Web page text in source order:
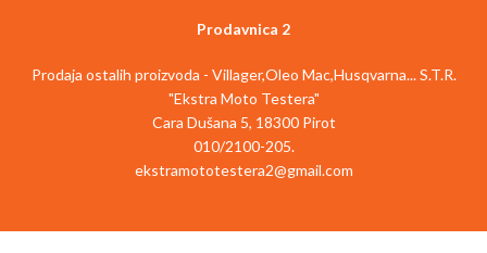
košenje manjih
Ako želite odmah da počnete da kosite
bašti, ali još uvek
STIHL AK sistema
kosačicu travnjaka u kompletu
čišćenje sa
udobnom
drškom
Da biste brzo obavili košenje, možete
da kupite STIHL RMA 239 C bežičnu
Prodavnica 2
Prodaja ostalih proizvoda - Villager,Oleo Mac,Husqvarna... S.T.R.
"Ekstra Moto Testera"
Cara Dušana 5, 18300 Pirot
010/2100-205.
ekstramototestera2@gmail.com